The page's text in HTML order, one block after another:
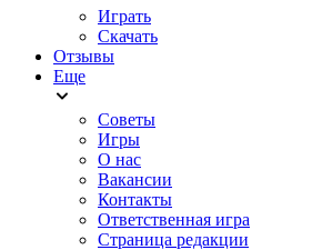
Играть
Скачать
Отзывы
Еще
Советы
Игры
О нас
Вакансии
Контакты
Ответственная игра
Страница редакции